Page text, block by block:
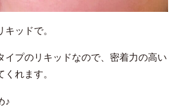
ッドで。
イプのリキッドなので、密着力の高い
れます。
♪